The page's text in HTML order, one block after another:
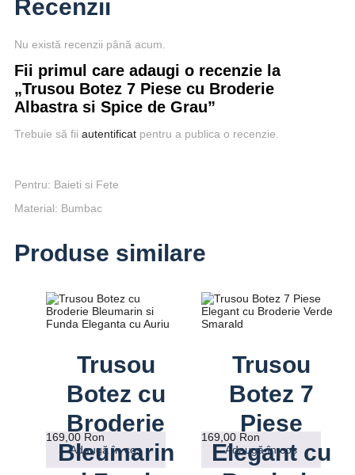
Recenzii
Nu există recenzii până acum.
Fii primul care adaugi o recenzie la
„Trusou Botez 7 Piese cu Broderie
Albastra si Spice de Grau”
Trebuie să fii autentificat pentru a publica o recenzie.
Pentru: Baieti si Fete
Material: Bumbac
Produse similare
Trusou
Botez cu
Broderie
Bleumarin
169,00 Ron
Adaugă în coș
Trusou
Botez 7
Piese
Elegant cu
169,00 Ron
Adaugă în coș